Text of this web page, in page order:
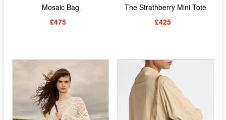
Mosaic Bag
£475
The Strathberry Mini Tote
£425